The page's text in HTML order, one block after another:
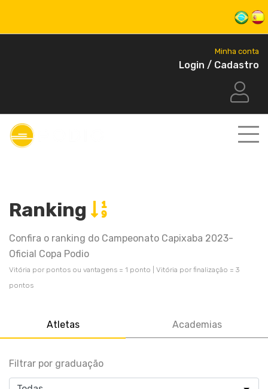
Minha conta
Login / Cadastro
Ranking
Confira o ranking do Campeonato Capixaba 2023-
Oficial Copa Podio
Vitória por pontos ou vantagens = 1 ponto | Vitória por finalização = 3
pontos
Atletas Academias
Filtrar por graduação